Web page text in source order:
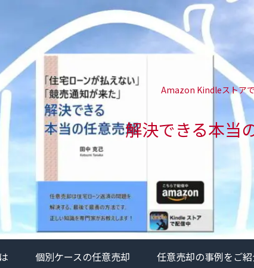
Amazon Kindleストアで
解決できる本当
個別ケースの任意売却 任意売却の事例をご